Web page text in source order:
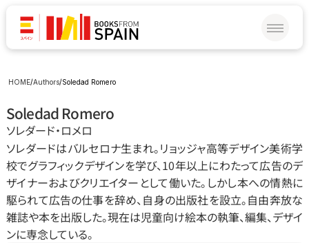
HOME/Authors/Soledad Romero
Soledad Romero
ソレダード・ロメロ
ソレダードはバルセロナ生まれ。リョッジャ高等デザイン美術学
校でグラフィックデザインを学び、10年以上にわたって広告のデ
ザイナーおよびクリエイターとして働いた。しかし本への情熱に
駆られて広告の仕事を辞め、自身の出版社を設立。自由奔放な
雑誌や本を出版した。現在は児童向け絵本の執筆、編集、デザイ
ンに専念している。